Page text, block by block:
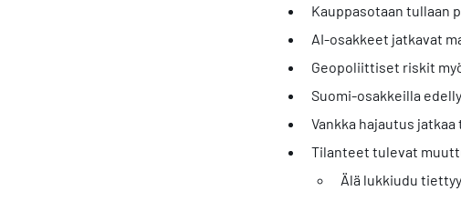
Kauppasotaan tullaan
AI-osakkeet jatkavat
Geopoliittiset riskit
Suomi-osakkeilla
Vankka hajautus
Tilanteet tulevat
Älä lukkiudu